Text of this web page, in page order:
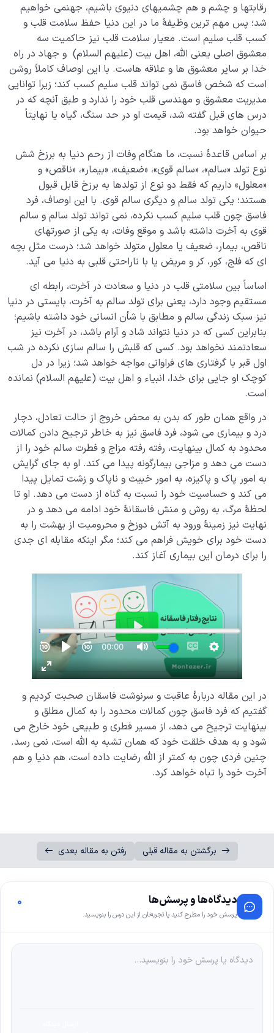
رقابتها و چشم و هم چشمیهای دنیوی باشیم، جهنمی خواهیم
شد؛ پس مهم ترین وظیفۀ ما در این دنیا حفظ سلامت قلب و
کسب قلب سلیم است. معیار سلامت قلب نیز حاکمیت سه
معشوق اصلی یعنی الله، اهل بیت (علیهم السلام) و جهاد در راه
خدا بر سایر معشوق ها و علاقه هاست. با این اوصاف کاملاً روشن
است که شخص فاسق نمی تواند قلب سلیم کسب کند؛ زیرا توانایی
مدیریت معشوق و مهندسی قلب خود را ندارد و طبق آنچه که در
درس های قبل گفته شد، قیمت او در حد سنگ، گیاه یا نهایتاً
حیوان خواهد بود.
بر اساس قاعدۀ نسبت، ما هنگام وفات از رحم دنیا به برزخ شش
نوع تولد «سالم»، «سالم قوی»، «ضعیف»، «بیمار»، «ناقص» و
«معلول» داریم که فقط دو نوع از تولدها به برزخ قابل قبول
هستند؛ یکی تولد سالم و دیگری سالم قوی. با این اوصاف، فرد
فاسق چون قلب سلیم کسب نکرده، نمی تواند تولد سالم و سالم
قوی به آخرت داشته باشد و موقع وفات، به یکی از صورتهای
ناقص، بیمار، ضعیف یا معلول متولد خواهد شد؛ درست مثل بچه
ای که فلج، کور، کر و مریض یا با ناراحتی قلبی به دنیا می آید.
اساساً بین سلامتی قلب در دنیا و سعادت در آخرت، رابطه ای
مستقیم وجود دارد، یعنی برای تولد سالم به آخرت، بایستی در دنیا
نیز سبک زندگی سالم و مطابق با شأن انسانی خود داشته باشیم؛
بنابراین کسی که در دنیا نتواند شاد و آرام باشد، در آخرت نیز
سعادتمند نخواهد بود. کسی که قلبش را سالم سازی نکرده در شب
اول قبر با گرفتاری های فراوانی مواجه خواهد شد؛ زیرا در دل
کوچک او جایی برای خدا، انبیاء و اهل بیت (علیهم السلام) نمانده
است.
در واقع همان طور که بدن به محض خروج از حالت تعادل، دچار
درد و بیماری می شود، فرد فاسق نیز به خاطر ترجیح دادن کمالات
محدود به کمال بینهایت، رفته رفته مزاج و فطرت سالم خود را از
دست می دهد و مزاجی بیمارگونه پیدا می کند. او به جای گرایش
به امور پاک و پاکیزه، به امور خبیث و ناپاک و زشت تمایل پیدا
می کند و حساسیت خود را نسبت به گناه از دست می دهد. او تا
لحظۀ مرگ، به روش و منش فاسقانۀ خود ادامه می دهد و در
نهایت نیز زمینۀ ورود به آتش دوزخ و محرومیت از بهشت را به
دست خود برای خویش فراهم می کند؛ مگر اینکه مقابله ای جدی
را برای درمان این بیماری آغاز کند.
در این مقاله دربارۀ عاقبت و سرنوشت فاسقان صحبت کردیم و
گفتیم که فرد فاسق چون کمالات محدود را به کمال مطلق و
بینهایت ترجیح می دهد، از مسیر فطری و طبیعی خود خارج می
شود و به هدف خلقت خود که همان تشبه به الله است، نمی رسد.
چنین فردی چون به کمتر از الله رضایت داده است، هم دنیا و هم
آخرت خود را تباه خواهد کرد.
برگشتن به مقاله قبلی رفتن به مقاله بعدی
دیدگاه‌ها و پرسش‌ها
پرسش خود را مطرح کنید یا تجربه‌تان از این درس را بنویسید.
0